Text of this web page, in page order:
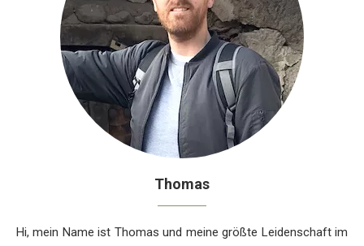
Thomas
Hi, mein Name ist Thomas und meine größte Leidenschaft im